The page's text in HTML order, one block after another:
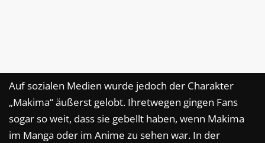
Auf sozialen Medien wurde jedoch der Charakter
„Makima“ äußerst gelobt. Ihretwegen gingen Fans
sogar so weit, dass sie gebellt haben, wenn Makima
im Manga oder im Anime zu sehen war. In der